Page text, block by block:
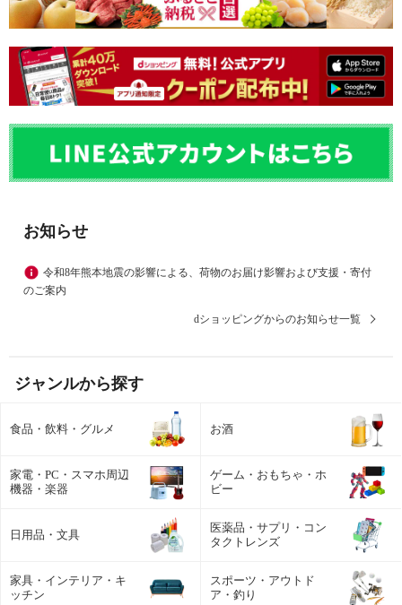
お知らせ
令和8年熊本地震の影響による、荷物のお届け影響および支援・寄付
のご案内
dショッピングからのお知らせ一覧
ジャンルから探す
食品・飲料・グルメ お酒
家電・PC・スマホ周辺
機器・楽器
ゲーム・おもちゃ・ホ
ビー
日用品・文具
医薬品・サプリ・コン
タクトレンズ
家具・インテリア・キ
ッチン
スポーツ・アウトド
ア・釣り